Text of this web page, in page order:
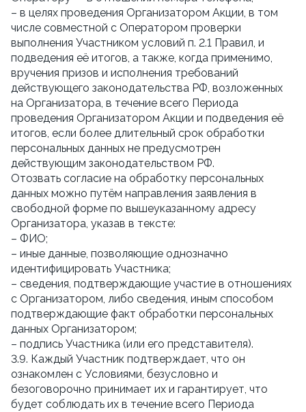
– в целях проведения Организатором Акции, в том
числе совместной с Оператором проверки
выполнения Участником условий п. 2.1 Правил, и
подведения её итогов, а также, когда применимо,
вручения призов и исполнения требований
действующего законодательства РФ, возложенных
на Организатора, в течение всего Периода
проведения Организатором Акции и подведения её
итогов, если более длительный срок обработки
персональных данных не предусмотрен
действующим законодательством РФ.
Отозвать согласие на обработку персональных
данных можно путём направления заявления в
свободной форме по вышеуказанному адресу
Организатора, указав в тексте:
– ФИО;
– иные данные, позволяющие однозначно
идентифицировать Участника;
– сведения, подтверждающие участие в отношениях
с Организатором, либо сведения, иным способом
подтверждающие факт обработки персональных
данных Организатором;
– подпись Участника (или его представителя).
3.9. Каждый Участник подтверждает, что он
ознакомлен с Условиями, безусловно и
безоговорочно принимает их и гарантирует, что
будет соблюдать их в течение всего Периода